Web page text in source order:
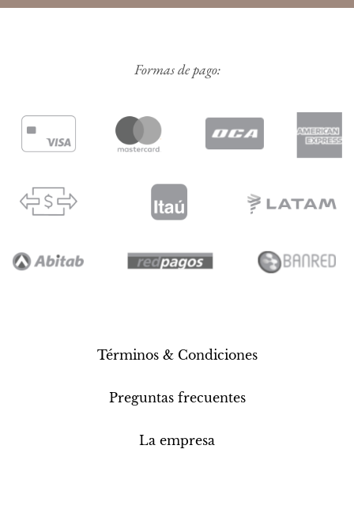
Formas de pago:
Términos & Condiciones
Preguntas frecuentes
La empresa